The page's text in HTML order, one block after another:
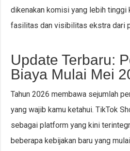
dikenakan komisi yang lebih tinggi
fasilitas dan visibilitas ekstra dari
Update Terbaru:
Biaya Mulai Mei
Tahun 2026 membawa sejumlah
yang wajib kamu ketahui. TikTok
sebagai platform yang kini
beberapa kebijakan baru yang